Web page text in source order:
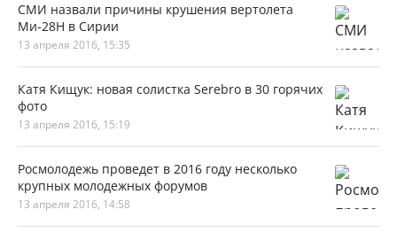
СМИ назвали причины крушения вертолета
Ми-28Н в Сирии
13 апреля 2016, 15:35
Катя Кищук: новая солистка Serebro в 30 горячих
фото
13 апреля 2016, 15:19
Росмолодежь проведет в 2016 году несколько
крупных молодежных форумов
13 апреля 2016, 14:58